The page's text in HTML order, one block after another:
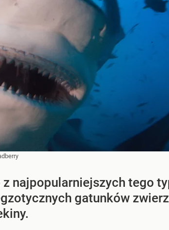
najpopularniejszych tego
gatunków